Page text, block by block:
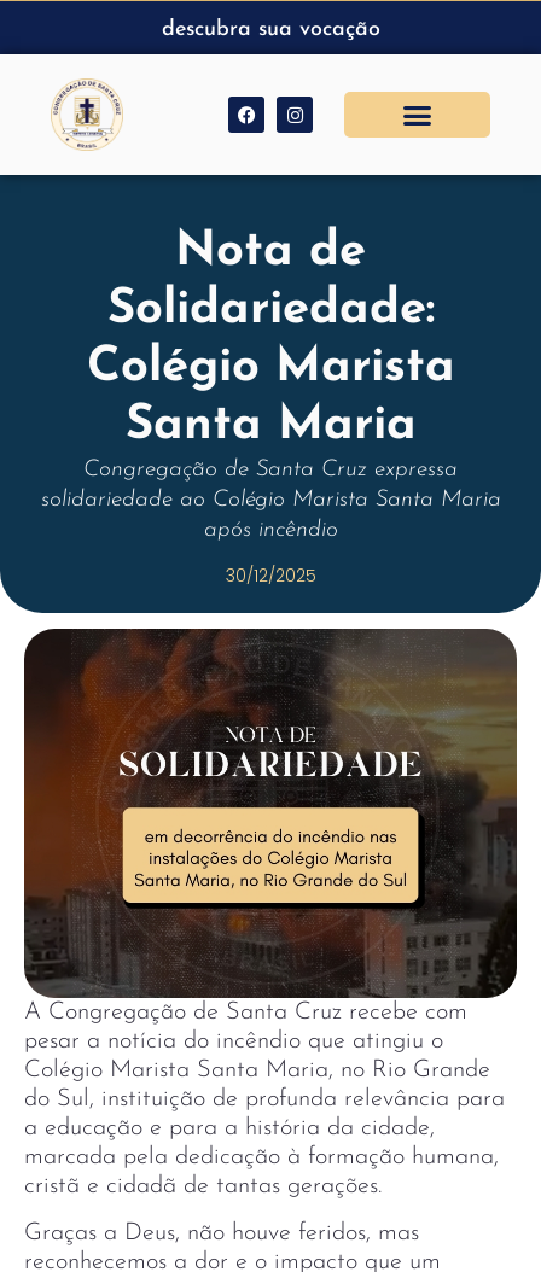
descubra sua vocação
Nota de
Solidariedade:
Colégio Marista
Santa Maria
Congregação de Santa Cruz expressa
solidariedade ao Colégio Marista Santa Maria
após incêndio
30/12/2025
A Congregação de Santa Cruz recebe com
pesar a notícia do incêndio que atingiu o
Colégio Marista Santa Maria, no Rio Grande
do Sul, instituição de profunda relevância para
a educação e para a história da cidade,
marcada pela dedicação à formação humana,
cristã e cidadã de tantas gerações.
Graças a Deus, não houve feridos, mas
reconhecemos a dor e o impacto que um